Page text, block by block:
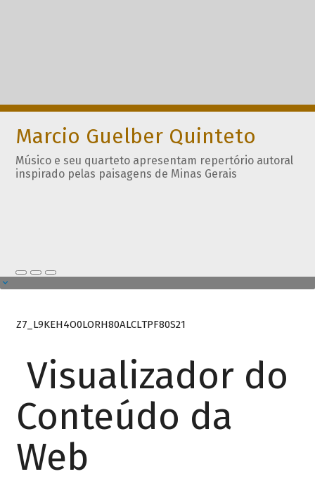
Marcio Guelber Quinteto
Músico e seu quarteto apresentam repertório autoral
inspirado pelas paisagens de Minas Gerais
Z7_L9KEH4O0LORH80ALCLTPF80S21
Visualizador do
Conteúdo da
Web